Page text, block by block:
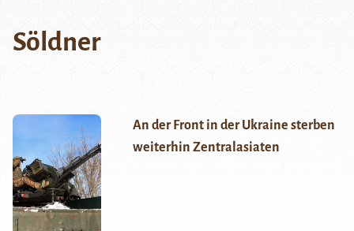
Söldner
An der Front in der Ukraine sterben
weiterhin Zentralasiaten